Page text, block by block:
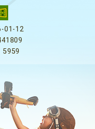
01-12
5959